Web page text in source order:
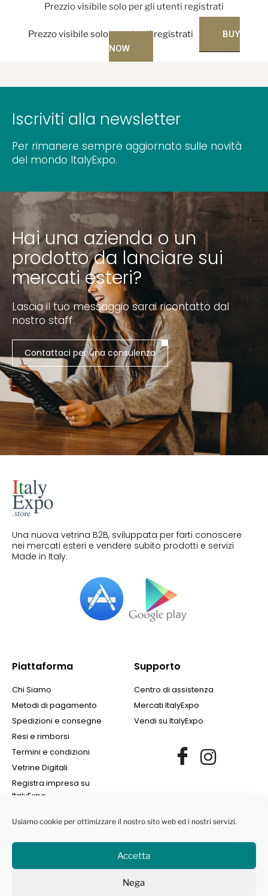
Usiamo cookie per ottimizzare il nostro sito web ed i nostri servizi.
Accetta
Nega
Prezzio visibile solo per gli utenti registrati
Prezzo visibile solo per utenti registrati
BUY
NOW
Iscriviti alla newsletter
Per rimanere sempre aggiornato sulle novità
del mondo ItalyExpo.
Hai una azienda o un
prodotto da lanciare sui
mercati esteri?
Lascia il tuo messaggio sarai ricontatto dal
nostro staff.
Contattaci per una consulenza
Una nuova vetrina B2B, sviluppata per farti conoscere
nei mercati esteri e vendere subito prodotti e servizi
Made in Italy.
Piattaforma
Chi Siamo
Metodi di pagamento
Spedizioni e consegne
Resi e rimborsi
Termini e condizioni
Vetrine Digitali
Registra impresa su
ItalyExpo
Supporto
Centro di assistenza
Mercati ItalyExpo
Vendi su ItalyExpo
©2022 Finance Group Albania SH.PK. | All Rights Reserved | NIPT
L72405008I | Marchi protetti ® -Privacy Policy